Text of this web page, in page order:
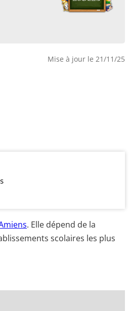
Mise à jour le 21/11/25
. Elle dépend de la
scolaires les plus